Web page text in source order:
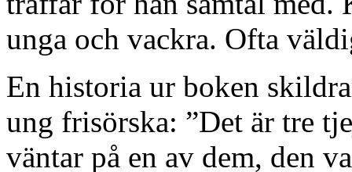
unga och vackra. Ofta
En historia ur boken
ung frisörska: ”Det är tre
väntar på en av dem, den